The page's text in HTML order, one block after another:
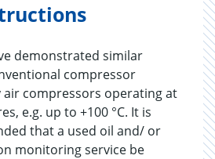
demonstrated similar
compressor
compressors operating at
e.g. up to +100 °C. It is
that a used oil and/ or
monitoring service be